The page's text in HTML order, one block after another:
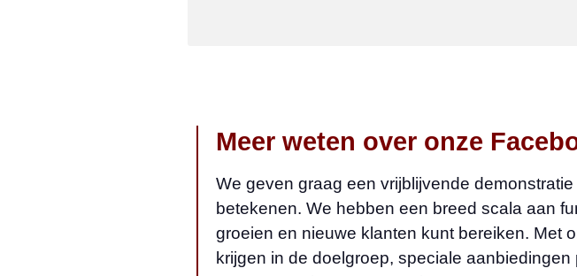
Meer weten over onze
We geven graag een vrijblijvende
betekenen. We hebben een breed scala aan
groeien en nieuwe klanten kunt bereiken. Met
krijgen in de doelgroep, speciale